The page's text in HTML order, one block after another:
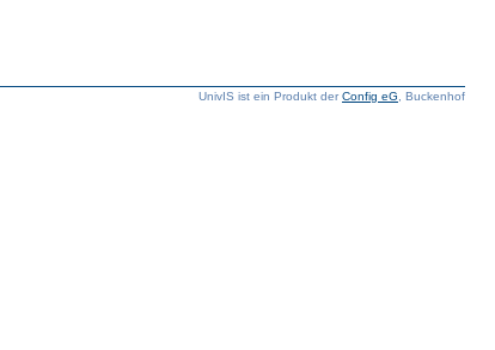
UnivIS ist ein Produkt derConfig eG , Buckenhof